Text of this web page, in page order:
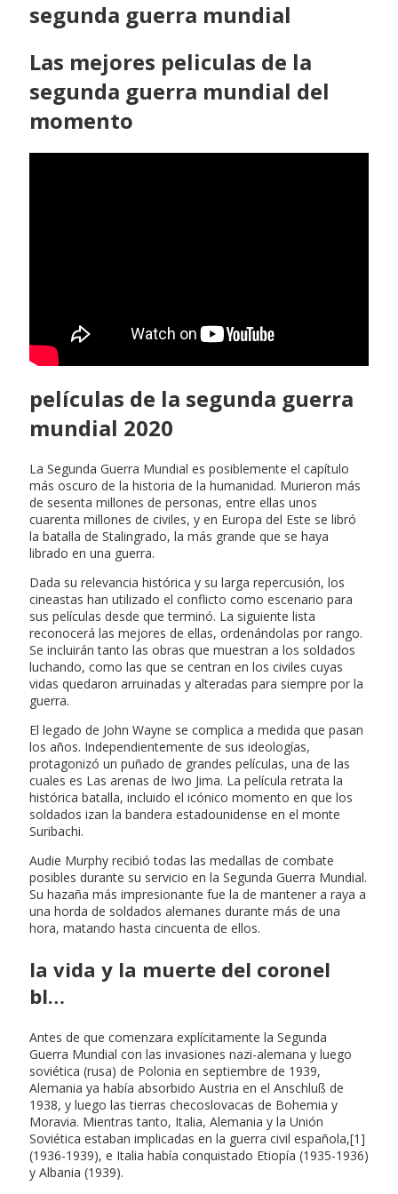
segunda guerra mundial
Las mejores peliculas de la
segunda guerra mundial del
momento
películas de la segunda guerra
mundial 2020
La Segunda Guerra Mundial es posiblemente el capítulo
más oscuro de la historia de la humanidad. Murieron más
de sesenta millones de personas, entre ellas unos
cuarenta millones de civiles, y en Europa del Este se libró
la batalla de Stalingrado, la más grande que se haya
librado en una guerra.
Dada su relevancia histórica y su larga repercusión, los
cineastas han utilizado el conflicto como escenario para
sus películas desde que terminó. La siguiente lista
reconocerá las mejores de ellas, ordenándolas por rango.
Se incluirán tanto las obras que muestran a los soldados
luchando, como las que se centran en los civiles cuyas
vidas quedaron arruinadas y alteradas para siempre por la
guerra.
El legado de John Wayne se complica a medida que pasan
los años. Independientemente de sus ideologías,
protagonizó un puñado de grandes películas, una de las
cuales es Las arenas de Iwo Jima. La película retrata la
histórica batalla, incluido el icónico momento en que los
soldados izan la bandera estadounidense en el monte
Suribachi.
Audie Murphy recibió todas las medallas de combate
posibles durante su servicio en la Segunda Guerra Mundial.
Su hazaña más impresionante fue la de mantener a raya a
una horda de soldados alemanes durante más de una
hora, matando hasta cincuenta de ellos.
la vida y la muerte del coronel
bl…
Antes de que comenzara explícitamente la Segunda
Guerra Mundial con las invasiones nazi-alemana y luego
soviética (rusa) de Polonia en septiembre de 1939,
Alemania ya había absorbido Austria en el Anschluß de
1938, y luego las tierras checoslovacas de Bohemia y
Moravia. Mientras tanto, Italia, Alemania y la Unión
Soviética estaban implicadas en la guerra civil española,[1]
(1936-1939), e Italia había conquistado Etiopía (1935-1936)
y Albania (1939).